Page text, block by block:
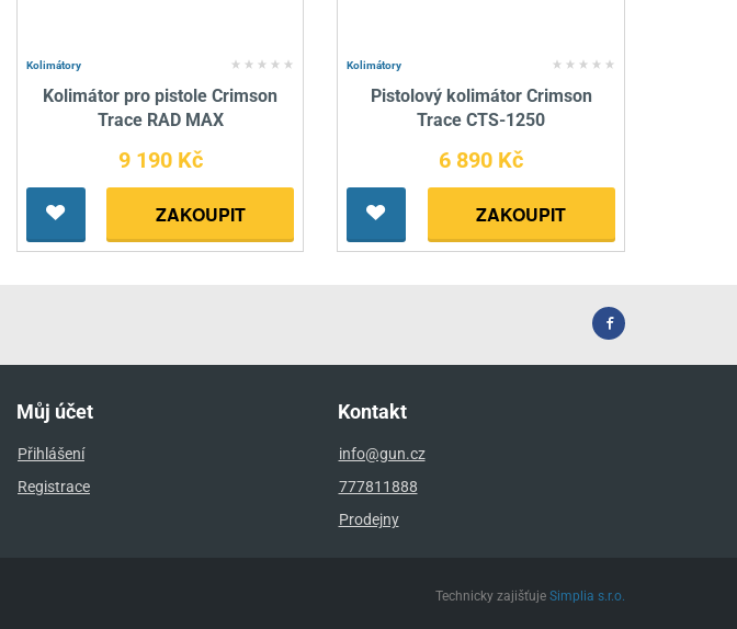
Kolimátory
Kolimátor pro pistole Crimson
Trace RAD MAX
9 190 Kč
ZAKOUPIT
Kolimátory
Pistolový kolimátor Crimson
Trace CTS-1250
6 890 Kč
ZAKOUPIT
Můj účet
Přihlášení
Registrace
Kontakt
info@gun.cz
777811888
Prodejny
Technicky zajišťuje Simplia s.r.o.